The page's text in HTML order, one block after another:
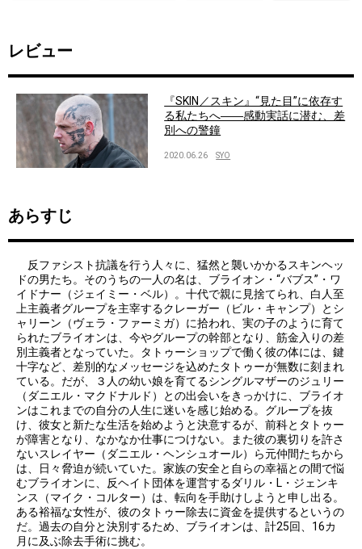
レビュー
『SKIN／スキン』“見た目”に依存す
る私たちへ――感動実話に潜む、差
別への警鐘
2020.06.26 SYO
あらすじ
反ファシスト抗議を行う人々に、猛然と襲いかかるスキンヘッ
ドの男たち。そのうちの一人の名は、ブライオン・“バブス”・ワ
イドナー（ジェイミー・ベル）。十代で親に見捨てられ、白人至
上主義者グループを主宰するクレーガー（ビル・キャンプ）とシ
ャリーン（ヴェラ・ファーミガ）に拾われ、実の子のように育て
られたブライオンは、今やグループの幹部となり、筋金入りの差
別主義者となっていた。タトゥーショップで働く彼の体には、鍵
十字など、差別的なメッセージを込めたタトゥーが無数に刻まれ
ている。だが、３人の幼い娘を育てるシングルマザーのジュリー
（ダニエル・マクドナルド）との出会いをきっかけに、ブライオ
ンはこれまでの自分の人生に迷いを感じ始める。グループを抜
け、彼女と新たな生活を始めようと決意するが、前科とタトゥー
が障害となり、なかなか仕事につけない。また彼の裏切りを許さ
ないスレイヤー（ダニエル・ヘンシュオール）ら元仲間たちから
は、日々脅迫が続いていた。家族の安全と自らの幸福との間で悩
むブライオンに、反ヘイト団体を運営するダリル・L・ジェンキ
ンス（マイク・コルター）は、転向を手助けしようと申し出る。
ある裕福な女性が、彼のタトゥー除去に資金を提供するというの
だ。過去の自分と決別するため、ブライオンは、計25回、16カ
月に及ぶ除去手術に挑む。